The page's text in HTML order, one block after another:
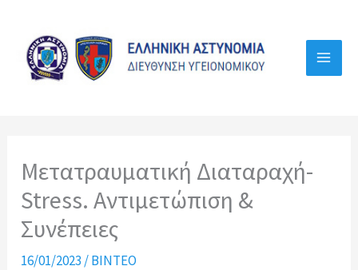
περιεχόμενο
Μετατραυματική Διαταραχή-
Stress. Αντιμετώπιση &
Συνέπειες
16/01/2023 /ΒΙΝΤΕΟ